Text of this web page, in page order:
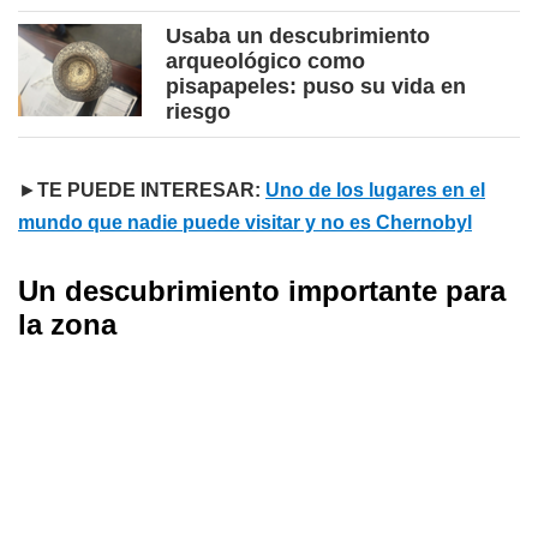
Usaba un descubrimiento
arqueológico como
pisapapeles: puso su vida en
riesgo
►TE PUEDE INTERESAR: Uno de los lugares en el
mundo que nadie puede visitar y no es Chernobyl
Un descubrimiento importante para
la zona